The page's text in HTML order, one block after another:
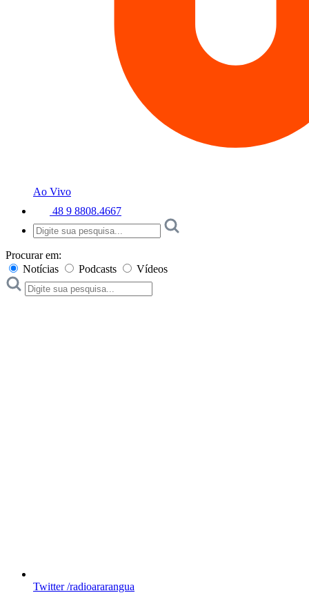
Ao Vivo
48 9 8808.4667
Procurar em:
Notícias
Podcasts Vídeos
Twitter /radioararangua